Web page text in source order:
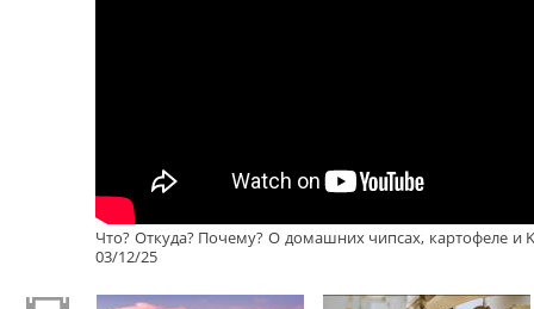
Что? Откуда? Почему? О домашних чипсах, картофеле и
03/12/25